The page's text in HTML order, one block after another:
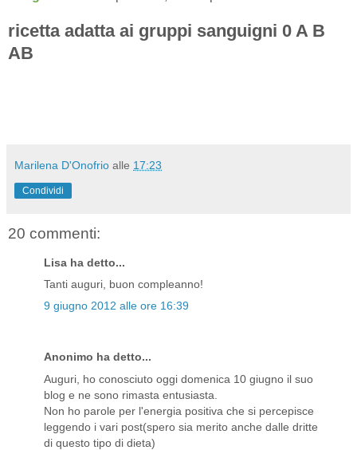
ricetta adatta ai gruppi sanguigni 0 A B
AB
Marilena D'Onofrio alle 17:23
Condividi
20 commenti:
Lisa ha detto...
Tanti auguri, buon compleanno!
9 giugno 2012 alle ore 16:39
Anonimo ha detto...
Auguri, ho conosciuto oggi domenica 10 giugno il suo
blog e ne sono rimasta entusiasta.
Non ho parole per l'energia positiva che si percepisce
leggendo i vari post(spero sia merito anche dalle dritte
di questo tipo di dieta)